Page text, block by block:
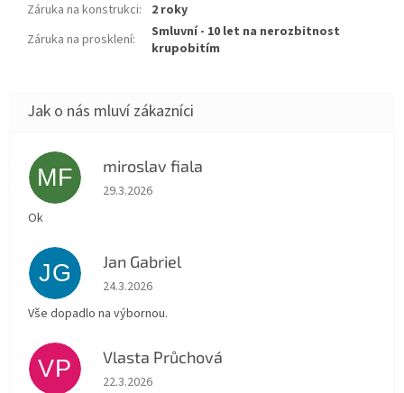
Záruka na konstrukci:
2 roky
Záruka na prosklení:
smluvní - 10 let na nerozbitnost
krupobitím
MF miroslav fiala
Hodnocení obchodu je 5 z 5 hvězdiček.
29.3.2026
Ok
JG Jan Gabriel
Hodnocení obchodu je 5 z 5 hvězdiček.
24.3.2026
Vše dopadlo na výbornou.
VP Vlasta Průchová
Hodnocení obchodu je 5 z 5 hvězdiček.
22.3.2026